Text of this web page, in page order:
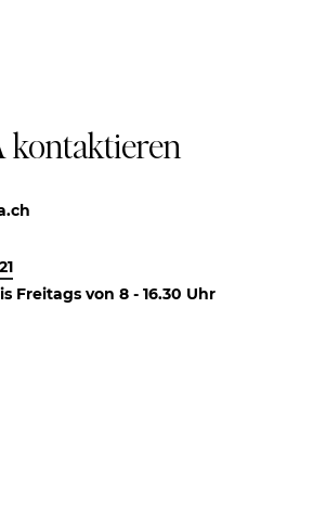
kontaktieren
Freitags von 8 - 16.30 Uhr